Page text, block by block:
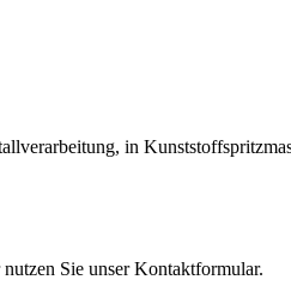
in
Sie unser Kontaktformular.